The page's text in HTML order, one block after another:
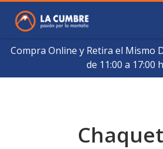
Compra Online y Retira el Mismo
de 11:00 a 17:00
Contenido